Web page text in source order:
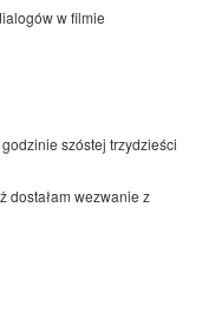
w filmie
szóstej trzydzieści
dostałam wezwanie z